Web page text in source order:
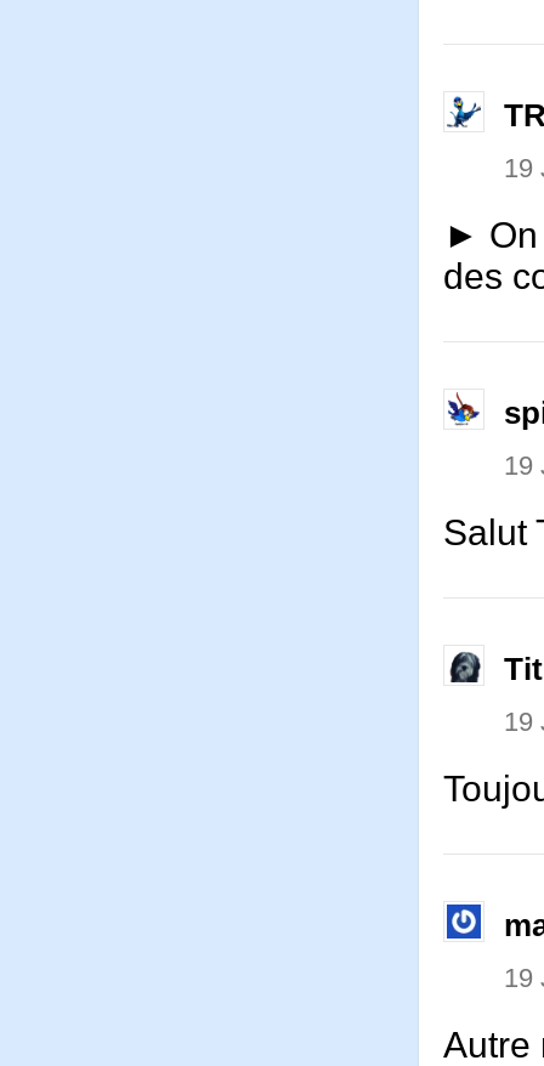
19
► On
des
19
Salut
19
19
Autre